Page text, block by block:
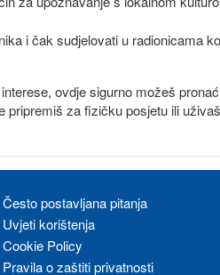
i čak sudjelovati u radionicama
ovdje sigurno možeš
pripremiš za fizičku posjetu ili
Često postavljana pitanja
Uvjeti korištenja
Cookie Policy
Pravila o zaštiti privatnosti